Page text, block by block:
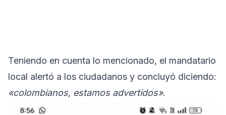
Teniendo en cuenta lo mencionado, el mandatario
local alertó a los ciudadanos y concluyó diciendo:
«colombianos, estamos advertidos».